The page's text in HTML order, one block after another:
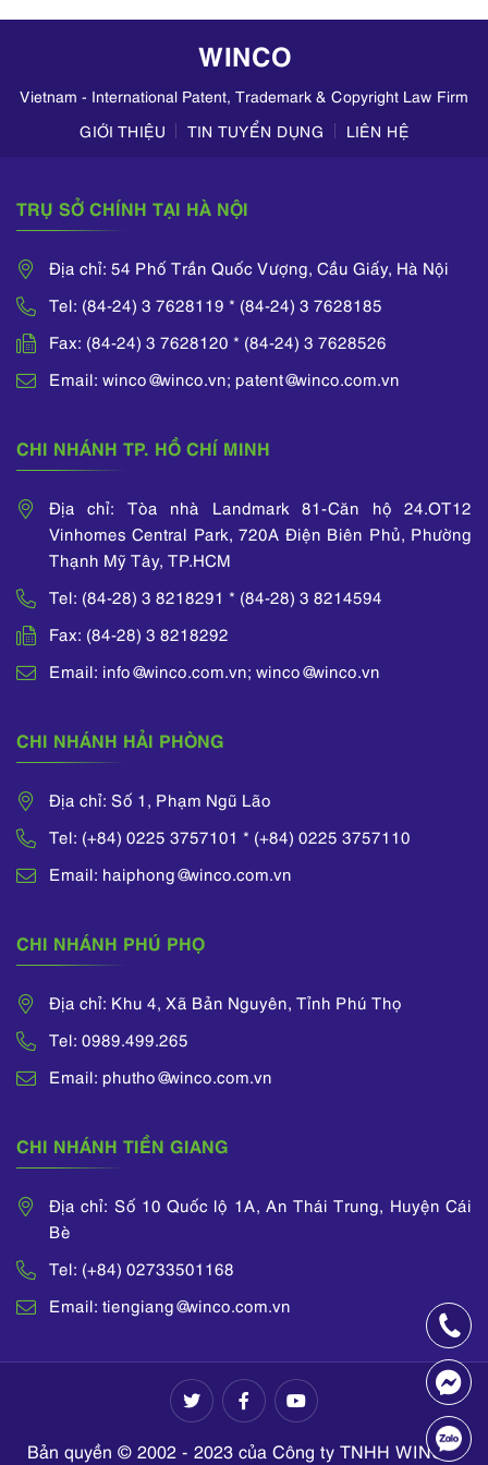
WINCO
Vietnam - International Patent, Trademark & Copyright Law Firm
GIỚI THIỆU
TIN TUYỂN DỤNG LIÊN HỆ
TRỤ SỞ CHÍNH TẠI HÀ NỘI
Địa chỉ: 54 Phố Trần Quốc Vượng, Cầu Giấy, Hà Nội
Tel: (84-24) 3 7628119 * (84-24) 3 7628185
Fax: (84-24) 3 7628120 * (84-24) 3 7628526
Email: winco@winco.vn; patent@winco.com.vn
CHI NHÁNH TP. HỒ CHÍ MINH
Địa chỉ: Tòa nhà Landmark 81-Căn hộ 24.OT12
Vinhomes Central Park, 720A Điện Biên Phủ, Phường
Thạnh Mỹ Tây, TP.HCM
Tel: (84-28) 3 8218291 * (84-28) 3 8214594
Fax: (84-28) 3 8218292
Email: info@winco.com.vn; winco@winco.vn
CHI NHÁNH HẢI PHÒNG
Địa chỉ: Số 1, Phạm Ngũ Lão
Tel: (+84) 0225 3757101 * (+84) 0225 3757110
Email: haiphong@winco.com.vn
CHI NHÁNH PHÚ PHỌ
Địa chỉ: Khu 4, Xã Bản Nguyên, Tỉnh Phú Thọ
Tel: 0989.499.265
Email: phutho@winco.com.vn
CHI NHÁNH TIỀN GIANG
Địa chỉ: Số 10 Quốc lộ 1A, An Thái Trung, Huyện Cái
Bè
Tel: (+84) 02733501168
Email: tiengiang@winco.com.vn
Bản quyền © 2002 - 2023 của Công ty TNHH WINCO.